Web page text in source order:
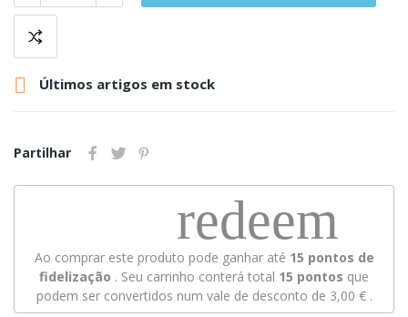
 Últimos artigos em stock
Partilhar
redeem
Ao comprar este produto pode ganhar até 15 pontos de
fidelização . Seu carrinho conterá total 15 pontos que
podem ser convertidos num vale de desconto de 3,00 €.